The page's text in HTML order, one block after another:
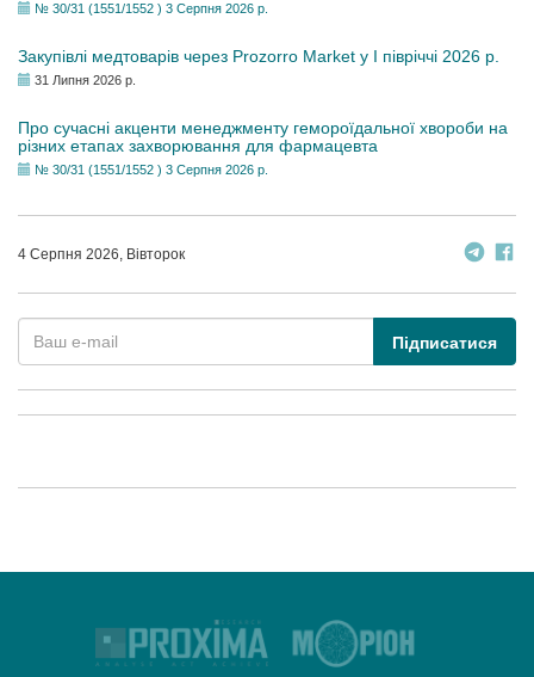
№ 30/31 (1551/1552 ) 3 Серпня 2026 р.
Закупівлі медтоварів через Prozorro Market у I півріччі 2026 р.
31 Липня 2026 р.
Про сучасні акценти менеджменту гемороїдальної хвороби на
різних етапах захворювання для фармацевта
№ 30/31 (1551/1552 ) 3 Серпня 2026 р.
4 Серпня 2026, Вівторок
Підписатися